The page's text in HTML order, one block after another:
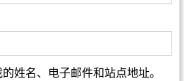
姓名、电子邮件和站点地址。